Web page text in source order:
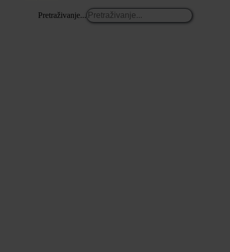
Pretraživanje...